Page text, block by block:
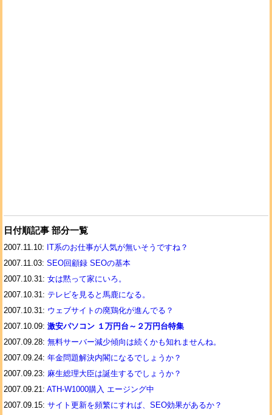
日付順記事 部分一覧
2007.11.10: IT系のお仕事が人気が無いそうですね？
2007.11.03: SEO回顧録 SEOの基本
2007.10.31: 女は黙って家にいろ。
2007.10.31: テレビを見ると馬鹿になる。
2007.10.31: ウェブサイトの廃鶏化が進んでる？
2007.10.09: 激安パソコン １万円台～２万円台特集
2007.09.28: 無料サーバー減少傾向は続くかも知れませんね。
2007.09.24: 年金問題解決内閣になるでしょうか？
2007.09.23: 麻生総理大臣は誕生するでしょうか？
2007.09.21: ATH-W1000購入 エージング中
2007.09.15: サイト更新を頻繁にすれば、SEO効果があるか？